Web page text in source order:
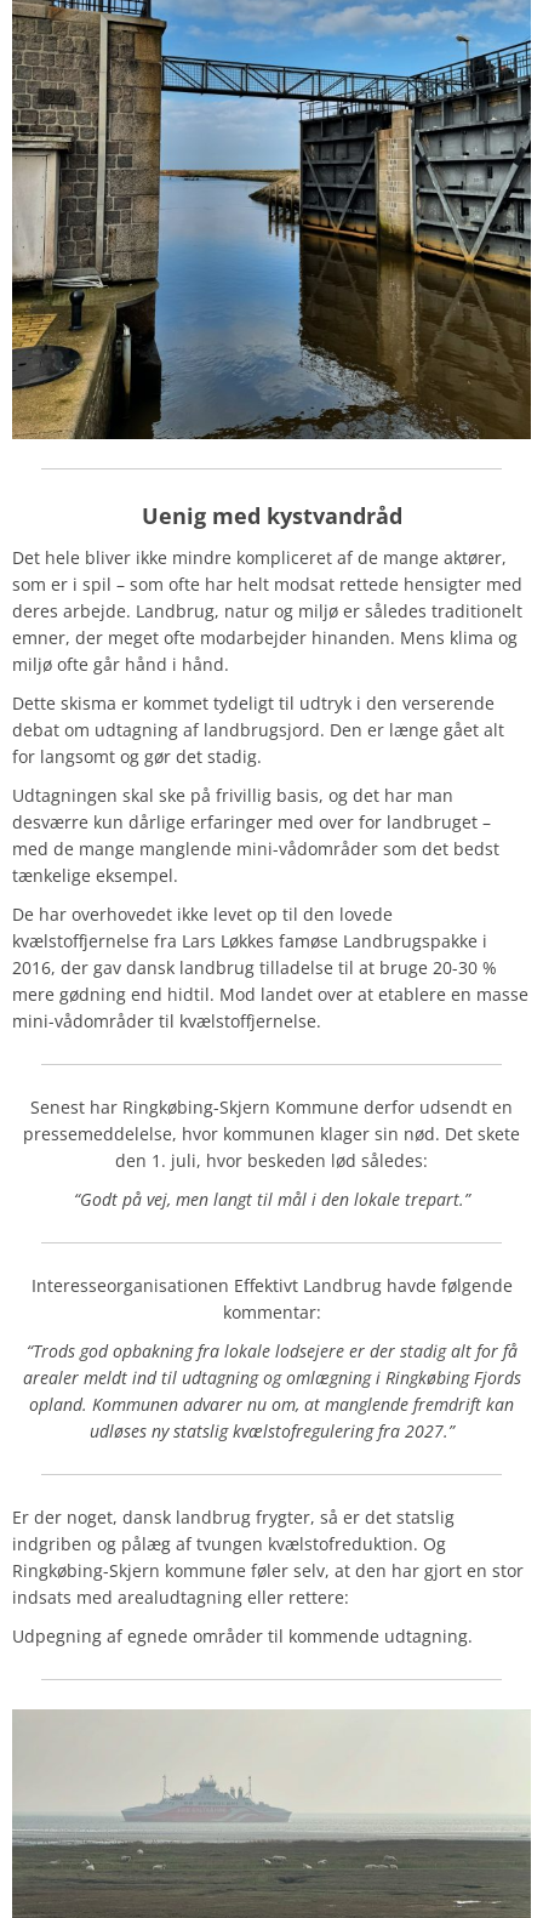
Uenig med kystvandråd
Det hele bliver ikke mindre kompliceret af de mange aktører,
som er i spil – som ofte har helt modsat rettede hensigter med
deres arbejde. Landbrug, natur og miljø er således traditionelt
emner, der meget ofte modarbejder hinanden. Mens klima og
miljø ofte går hånd i hånd.
Dette skisma er kommet tydeligt til udtryk i den verserende
debat om udtagning af landbrugsjord. Den er længe gået alt
for langsomt og gør det stadig.
Udtagningen skal ske på frivillig basis, og det har man
desværre kun dårlige erfaringer med over for landbruget –
med de mange manglende mini-vådområder som det bedst
tænkelige eksempel.
De har overhovedet ikke levet op til den lovede
kvælstoffjernelse fra Lars Løkkes famøse Landbrugspakke i
2016, der gav dansk landbrug tilladelse til at bruge 20-30 %
mere gødning end hidtil. Mod landet over at etablere en masse
mini-vådområder til kvælstoffjernelse.
Senest har Ringkøbing-Skjern Kommune derfor udsendt en
pressemeddelelse, hvor kommunen klager sin nød. Det skete
den 1. juli, hvor beskeden lød således:
“Godt på vej, men langt til mål i den lokale trepart.”
Interesseorganisationen Effektivt Landbrug havde følgende
kommentar:
“Trods god opbakning fra lokale lodsejere er der stadig alt for få
arealer meldt ind til udtagning og omlægning i Ringkøbing Fjords
opland. Kommunen advarer nu om, at manglende fremdrift kan
udløses ny statslig kvælstofregulering fra 2027.”
Er der noget, dansk landbrug frygter, så er det statslig
indgriben og pålæg af tvungen kvælstofreduktion. Og
Ringkøbing-Skjern kommune føler selv, at den har gjort en stor
indsats med arealudtagning eller rettere:
Udpegning af egnede områder til kommende udtagning.